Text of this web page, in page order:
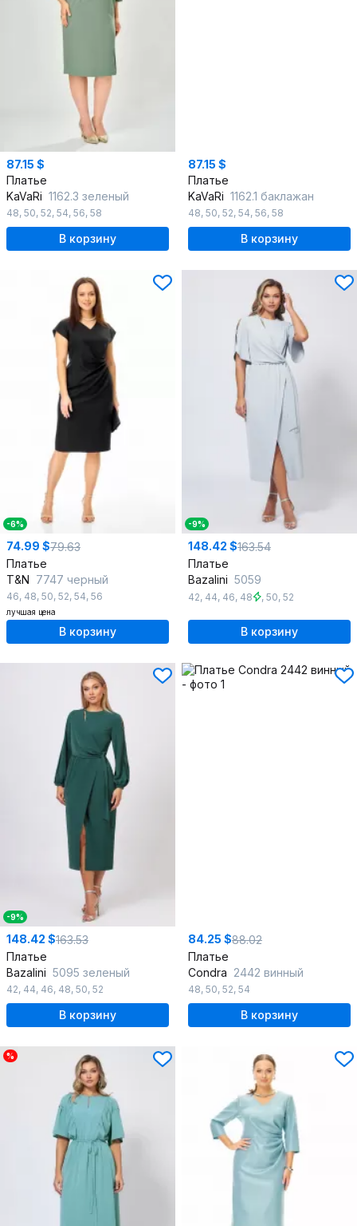
87.15 $
Платье
KaVaRi 1162.3 зеленый
48, 50, 52, 54, 56, 58
В корзину
87.15 $
Платье
KaVaRi 1162.1 баклажан
48, 50, 52, 54, 56, 58
В корзину
-6%
74.99 $79.63
Платье
T&N 7747 черный
46, 48, 50, 52, 54, 56
лучшая цена
В корзину
-9%
148.42 $163.54
Платье
Bazalini 5059
42, 44, 46, 48 , 50, 52
В корзину
-9%
148.42 $163.53
Платье
Bazalini 5095 зеленый
42, 44, 46, 48, 50, 52
В корзину
84.25 $88.02
Платье
Condra 2442 винный
48, 50, 52, 54
В корзину
%